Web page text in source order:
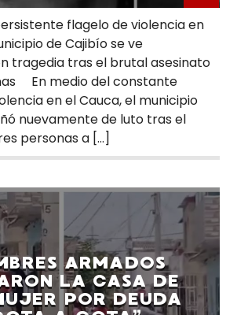
flagelo de violencia en
de Cajibío se ve
tragedia tras el brutal asesinato
En medio del constante
en el Cauca, el municipio
nuevamente de luto tras el
personas a […]
ARMADOS
LA CASA DE
POR DEUDA